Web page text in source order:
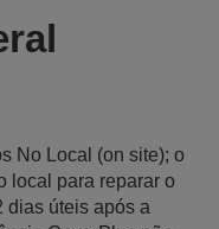
No Local (on site); o
local para reparar o
dias úteis após a